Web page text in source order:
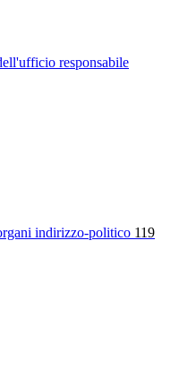
responsabile
indirizzo-politico 119